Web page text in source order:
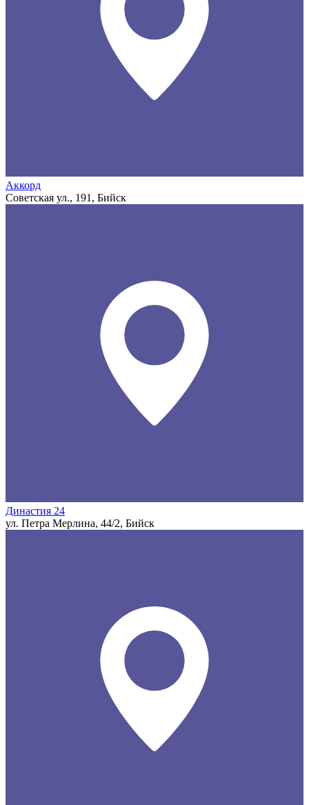
Аккорд
Советская ул., 191, Бийск
Династия 24
ул. Петра Мерлина, 44/2, Бийск